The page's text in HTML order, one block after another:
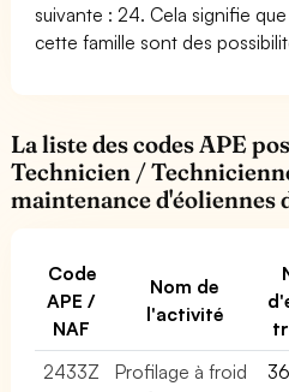
suivante : 24. Cela signifie
cette famille sont des
La liste des codes APE
Technicien /
maintenance d'éoliennes
Code
APE /
NAF
Nom de
l'activité
2433Z
Profilage à froid